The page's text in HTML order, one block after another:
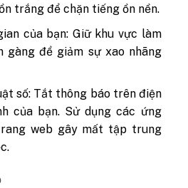
trắng để chặn tiếng ồn nền.
của bạn: Giữ khu vực làm
gàng để giảm sự xao nhãng
số: Tắt thông báo trên điện
của bạn. Sử dụng các ứng
web gây mất tập trung